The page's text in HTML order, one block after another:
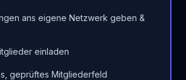
ans eigene Netzwerk geben &
einladen
geprüftes Mitgliederfeld